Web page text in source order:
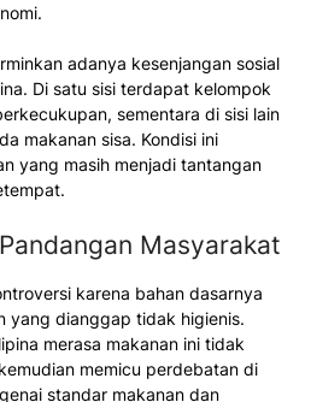
adanya kesenjangan sosial
Di satu sisi terdapat kelompok
sementara di sisi lain
makanan sisa. Kondisi ini
yang masih menjadi tantangan
Masyarakat
karena bahan dasarnya
yang dianggap tidak higienis.
merasa makanan ini tidak
memicu perdebatan di
standar makanan dan